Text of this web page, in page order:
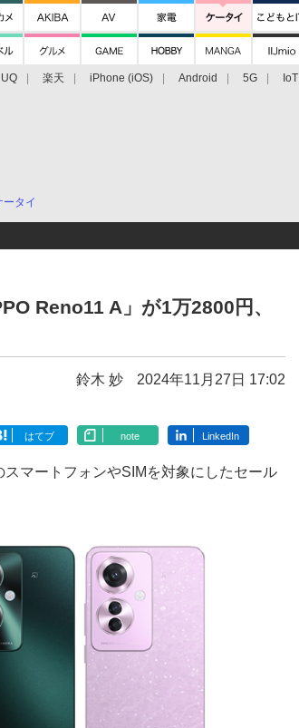
UQ 楽天 iPhone (iOS) Android 5G IoT
ータイ
Reno11 A」が1万2800円、
鈴木 妙 2024年11月27日 17:02
はてブ note LinkedIn
マートフォンやSIMを対象にしたセール